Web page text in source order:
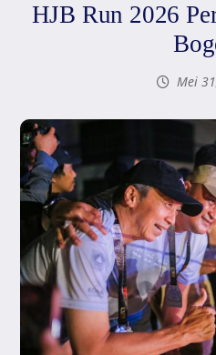
HJB Run 2026
Mei